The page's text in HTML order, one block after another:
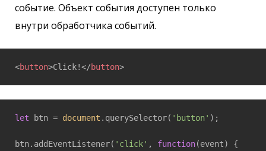
событие. Объект события доступен только
внутри обработчика событий.
<button>Click!</button>
let btn = document .querySelector( 'button' );
btn.addEventListener( 'click' , function(event) {